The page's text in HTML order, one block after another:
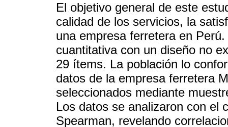
El objetivo general de este
calidad de los servicios, la
una empresa ferretera en
cuantitativa con un diseño no
29 ítems. La población lo
datos de la empresa ferretera
seleccionados mediante
Los datos se analizaron con el
Spearman, revelando